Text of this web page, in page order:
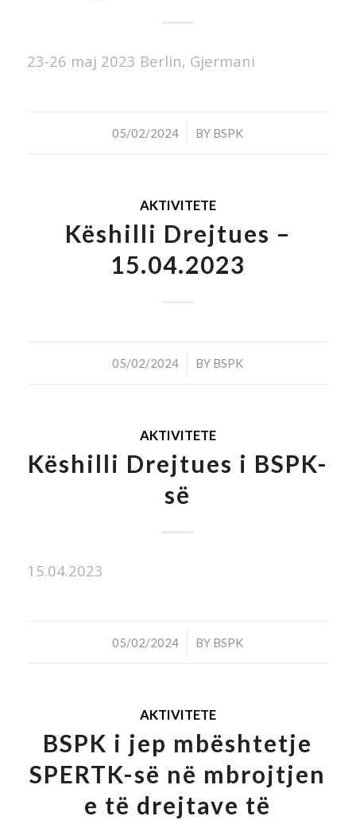
23-26 maj 2023 Berlin, Gjermani
05/02/2024
/ BY BSPK
AKTIVITETE
Këshilli Drejtues –
15.04.2023
05/02/2024
/ BY BSPK
AKTIVITETE
Këshilli Drejtues i BSPK-
së
15.04.2023
05/02/2024
/ BY BSPK
AKTIVITETE
BSPK i jep mbështetje
SPERTK-së në mbrojtjen
e të drejtave të